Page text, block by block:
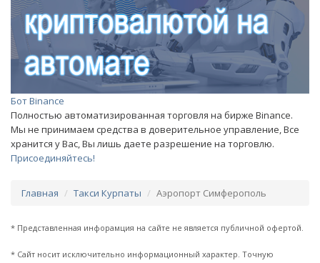
Бот Binance
Полностью автоматизированная торговля на бирже Binance.
Мы не принимаем средства в доверительное управление, Все
хранится у Вас, Вы лишь даете разрешение на торговлю.
Присоединяйтесь!
Главная Такси Курпаты Аэропорт Симферополь
* Представленная инфорамция на сайте не является публичной офертой.
* Сайт носит исключительно информационный характер. Точную